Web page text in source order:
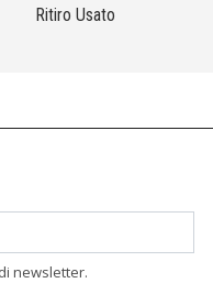
Ritiro Usato
newsletter.